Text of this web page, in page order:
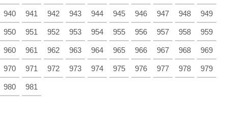
940 941 942 943 944 945 946 947 948 949
950 951 952 953 954 955 956 957 958 959
960 961 962 963 964 965 966 967 968 969
970 971 972 973 974 975 976 977 978 979
980 981